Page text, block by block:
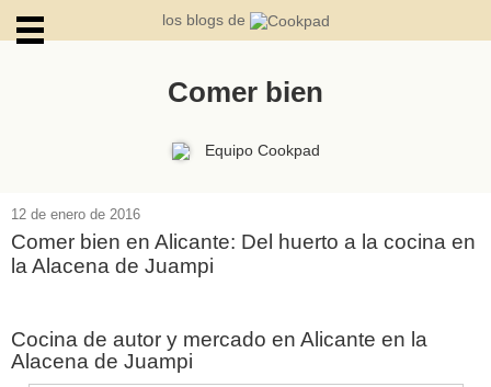
los blogs de
Comer bien
Equipo Cookpad
12 de enero de 2016
Comer bien en Alicante: Del huerto a la cocina en
la Alacena de Juampi
Cocina de autor y mercado en Alicante en la
Alacena de Juampi